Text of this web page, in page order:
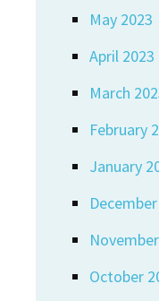
May 2023
April 2023
March
February
January
October